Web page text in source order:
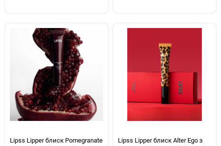
Lipss Lipper блиск Pomegranate
Lipss Lipper блиск Alter Ego з